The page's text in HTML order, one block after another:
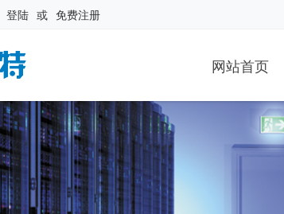
登陆 或 免费注册
网站首页